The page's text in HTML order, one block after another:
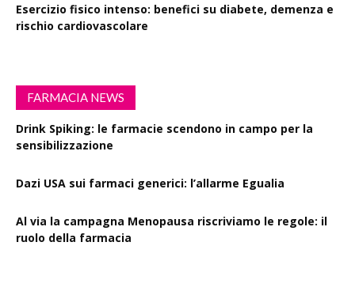
Esercizio fisico intenso: benefici su diabete, demenza e
rischio cardiovascolare
FARMACIA NEWS
Drink Spiking: le farmacie scendono in campo per la
sensibilizzazione
Dazi USA sui farmaci generici: l’allarme Egualia
Al via la campagna Menopausa riscriviamo le regole: il
ruolo della farmacia